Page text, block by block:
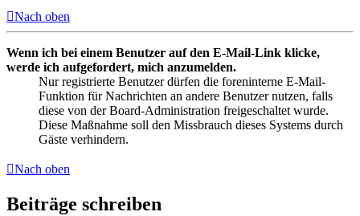
Nach oben
Wenn ich bei einem Benutzer auf den E-Mail-Link klicke,
werde ich aufgefordert, mich anzumelden.
Nur registrierte Benutzer dürfen die foreninterne E-Mail-
Funktion für Nachrichten an andere Benutzer nutzen, falls
diese von der Board-Administration freigeschaltet wurde.
Diese Maßnahme soll den Missbrauch dieses Systems durch
Gäste verhindern.
Nach oben
Beiträge schreiben